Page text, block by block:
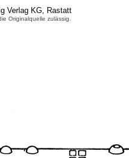
Verlag KG, Rastatt
Originalquelle zulässig.